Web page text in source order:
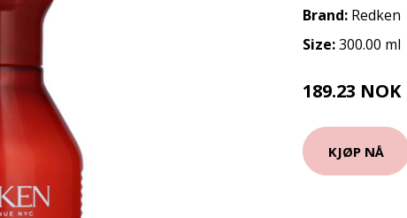
Brand: Redken
Size:300.00 ml
189.23 NOK
KJØP NÅ